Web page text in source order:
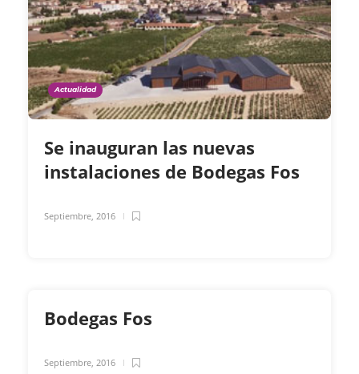
Actualidad
Se inauguran las nuevas
instalaciones de Bodegas Fos
Septiembre, 2016
Bodegas Fos
Septiembre, 2016